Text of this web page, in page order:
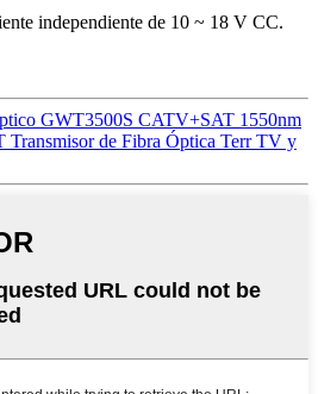
independiente de 10 ~ 18 V CC.
GWT3500S CATV+SAT 1550nm
de Fibra Óptica Terr TV y